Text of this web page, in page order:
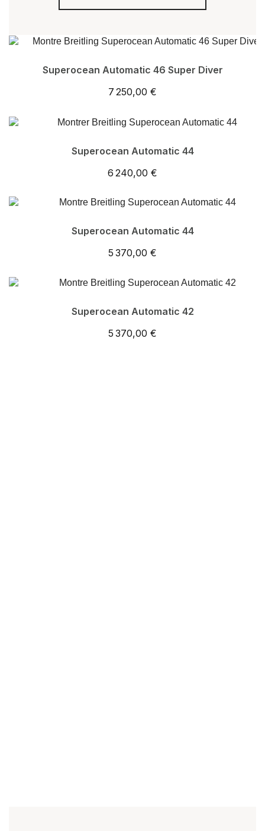
Superocean Automatic 46 Super Diver
7 250,00 €
Superocean Automatic 44
6 240,00 €
Superocean Automatic 44
5 370,00 €
Superocean Automatic 42
5 370,00 €